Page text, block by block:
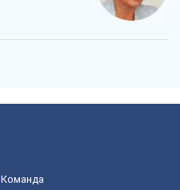
Команда